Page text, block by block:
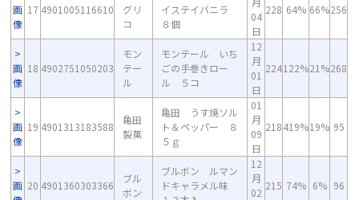
画
像
17 4901005116610
グリ
コ
イステイバニラ
８個
04
日
228 64% 66%256
画
像
18 4902751050203
モン
テー
ル
モンテール いち
ごの手巻きロー
ル ５コ
12
月
01
日
224122%21%268
画
像
19 4901313183588
亀田
製菓
亀田 うす焼ソル
ト＆ペッパー ８
５ｇ
01
月
09
日
218419%19% 95
画 20 4901360303366
ブル
ボン
ブルボン ルマン
ドキャラメル味
12
月
02
215 74% 6% 96